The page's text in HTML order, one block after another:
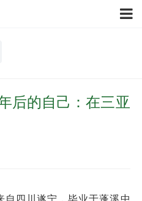
后的自己：在三亚
自四川遂宁，毕业于蓬溪中